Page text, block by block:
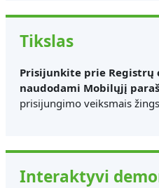
Tikslas
Prisijunkite prie Registrų
naudodami Mobilųjį
prisijungimo veiksmais
Interaktyvi